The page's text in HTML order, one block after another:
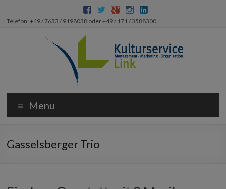
Telefon: +49 / 7633 / 9198038 oder +49 / 171 / 3588300
Menu
Gasselsberger Trio